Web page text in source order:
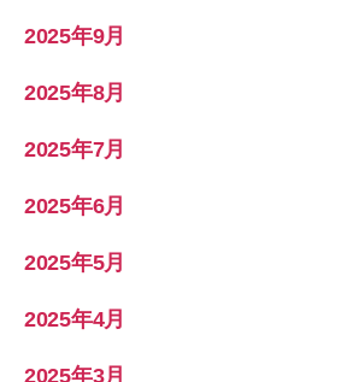
2025年9月
2025年8月
2025年7月
2025年6月
2025年5月
2025年4月
2025年3月